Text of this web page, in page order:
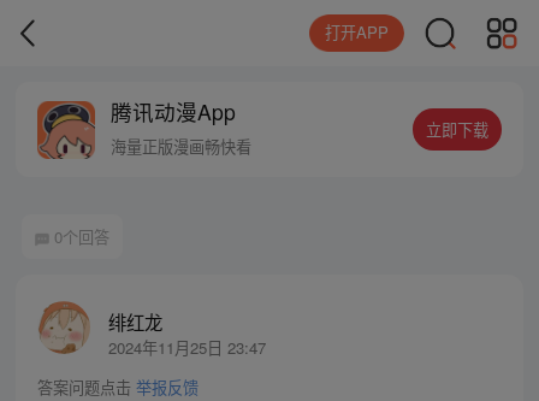
打开APP
腾讯动漫App
海量正版漫画畅快看
立即下载
0个回答
绯红龙
2024年11月25日 23:47
答案问题点击 举报反馈